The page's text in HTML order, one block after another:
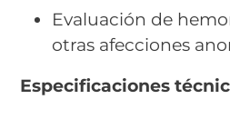
Evaluación de
otras afecciones
Especificaciones